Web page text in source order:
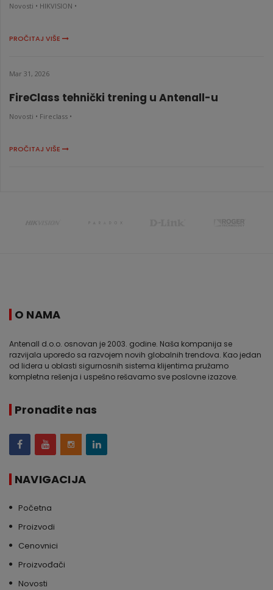
Novosti • HIKVISION •
PROČITAJ VIŠE
Mar 31, 2026
FireClass tehnički trening u Antenall-u
Novosti • Fireclass •
PROČITAJ VIŠE
O NAMA
Antenall d.o.o. osnovan je 2003. godine. Naša kompanija se
razvijala uporedo sa razvojem novih globalnih trendova. Kao jedan
od lidera u oblasti sigurnosnih sistema klijentima pružamo
kompletna rešenja i uspešno rešavamo sve poslovne izazove.
Pronađite nas
NAVIGACIJA
Početna
Proizvodi
Cenovnici
Proizvođači
Novosti